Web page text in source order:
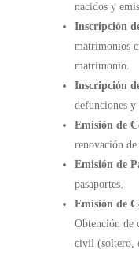
nacidos y
Inscripción
matrimonios
matrimonio.
Inscripción
defunciones
Emisión de
renovación
Emisión de
pasaportes.
Emisión de
Obtención de
civil (soltero,